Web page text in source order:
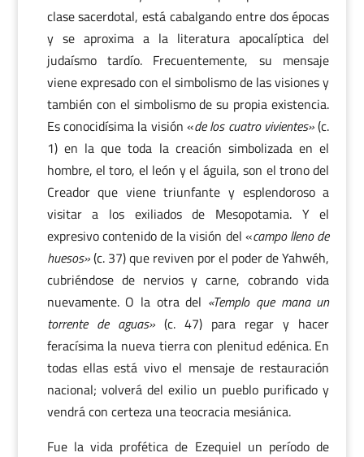
clase sacerdotal, está cabalgando entre dos épocas
y se aproxima a la literatura apocalíptica del
judaísmo tardío. Frecuentemente, su mensaje
viene expresado con el simbolismo de las visiones y
también con el simbolismo de su propia existencia.
Es conocidísima la visión «de los cuatro vivientes»(c.
1) en la que toda la creación simbolizada en el
hombre, el toro, el león y el águila, son el trono del
Creador que viene triunfante y esplendoroso a
visitar a los exiliados de Mesopotamia. Y el
expresivo contenido de la visión del «campo lleno de
huesos»(c. 37) que reviven por el poder de Yahwéh,
cubriéndose de nervios y carne, cobrando vida
nuevamente. O la otra del «Templo que mana un
torrente de aguas»(c. 47) para regar y hacer
feracísima la nueva tierra con plenitud edénica. En
todas ellas está vivo el mensaje de restauración
nacional; volverá del exilio un pueblo purificado y
vendrá con certeza una teocracia mesiánica.
Fue la vida profética de Ezequiel un período de